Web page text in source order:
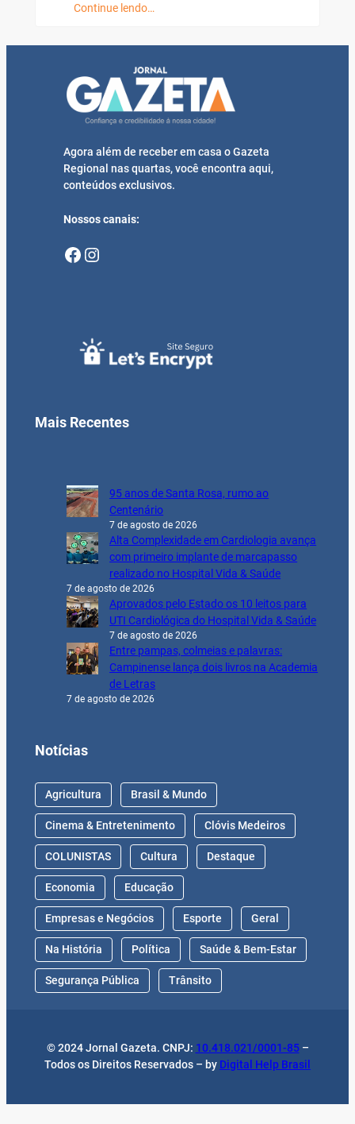
Continue lendo…
Agora além de receber em casa o Gazeta
Regional nas quartas, você encontra aqui,
conteúdos exclusivos.
Nossos canais:
Facebook Instagram
Mais Recentes
95 anos de Santa Rosa, rumo ao
Centenário
7 de agosto de 2026
Alta Complexidade em Cardiologia avança
com primeiro implante de marcapasso
realizado no Hospital Vida & Saúde
7 de agosto de 2026
Aprovados pelo Estado os 10 leitos para
UTI Cardiológica do Hospital Vida & Saúde
7 de agosto de 2026
Entre pampas, colmeias e palavras:
Campinense lança dois livros na Academia
de Letras
7 de agosto de 2026
Notícias
Agricultura Brasil & Mundo
Cinema & Entretenimento Clóvis Medeiros
COLUNISTAS Cultura Destaque
Economia Educação
Empresas e Negócios Esporte Geral
Na História Política Saúde & Bem-Estar
Segurança Pública Trânsito
© 2024 Jornal Gazeta. CNPJ: 10.418.021/0001-85–
Todos os Direitos Reservados – by Digital Help Brasil